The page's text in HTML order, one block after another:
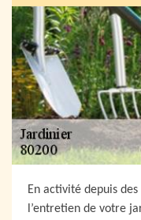
En activité depuis
l’entretien de votre